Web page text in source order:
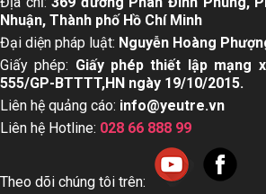
Nhuận, Thành phố Hồ Chí Minh
Đại diện pháp luật: Nguyễn Hoàng
Giấy phép: Giấy phép thiết lập mạng
555/GP-BTTTT,HN ngày 19/10/2015.
Liên hệ quảng cáo: info@yeutre.vn
Liên hệ Hotline: 028 66 888 99
Theo dõi chúng tôi trên: